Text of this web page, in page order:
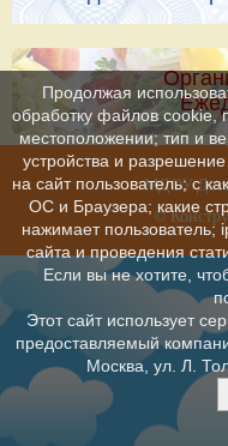
МДОУ
©
Продолжая
обработку файлов cookie,
местоположении; тип и
устройства и
на сайт пользователь; с
ОС и Браузера; какие
нажимает пользователь;
сайта и проведения
Если вы не хотите,
Этот сайт использует
предоставляемый
Москва, ул. Л.